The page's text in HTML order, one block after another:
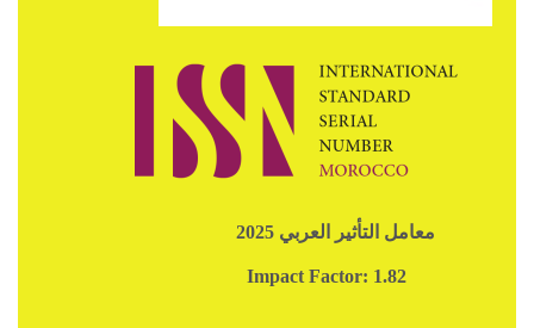
معامل التأثير العربي 2025